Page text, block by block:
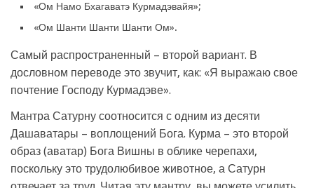
«Ом Намо Бхагаватэ Курмадэвайя»;
«Ом Шанти Шанти Шанти Ом».
Самый распространенный – второй вариант. В
дословном переводе это звучит, как: «Я выражаю свое
почтение Господу Курмадэве».
Мантра Сатурну соотносится с одним из десяти
Дашаватары – воплощений Бога. Курма – это второй
образ (аватар) Бога Вишны в облике черепахи,
поскольку это трудолюбивое животное, а Сатурн